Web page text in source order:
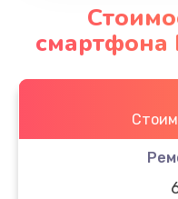
смартфона